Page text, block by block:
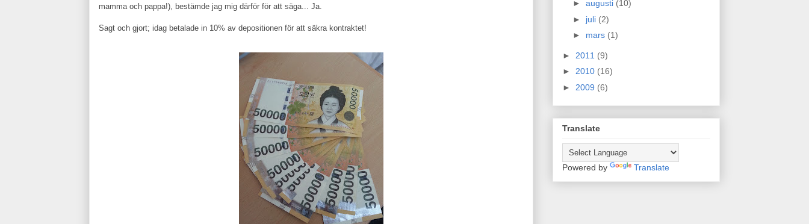
mamma och pappa!), bestämde jag mig därför för att säga... Ja.
Sagt och gjort; idag betalade in 10% av depositionen för att säkra kontraktet!
► augusti (10)
► juli (2)
► mars (1)
► 2011 (9)
► 2010 (16)
► 2009 (6)
Translate
Powered by Translate